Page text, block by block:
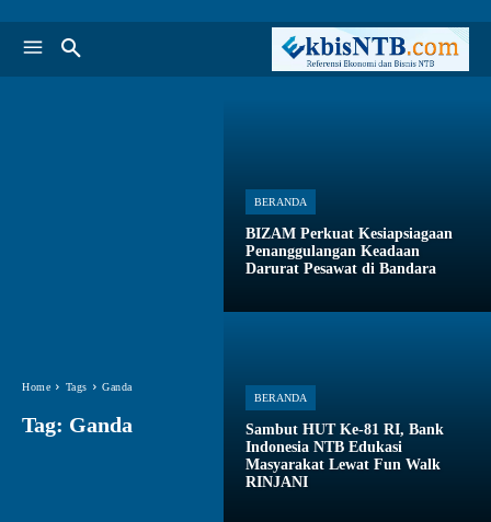
Home Tags Ganda
Tag: Ganda
BERANDA
BIZAM Perkuat Kesiapsiagaan
Penanggulangan Keadaan
Darurat Pesawat di Bandara
BERANDA
Sambut HUT Ke-81 RI, Bank
Indonesia NTB Edukasi
Masyarakat Lewat Fun Walk
RINJANI